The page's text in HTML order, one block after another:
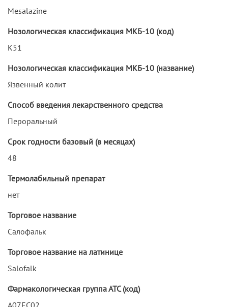
Mesalazine
Нозологическая классификация МКБ-10 (код)
K51
Нозологическая классификация МКБ-10 (название)
Язвенный колит
Способ введения лекарственного средства
Пероральный
Срок годности базовый (в месяцах)
48
Термолабильный препарат
нет
Торговое название
Салофальк
Торговое название на латинице
Salofalk
Фармакологическая группа АТС (код)
A07EC02